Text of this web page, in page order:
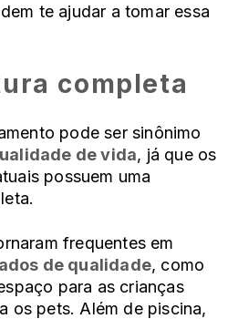
te ajudar a tomar essa
completa
pode ser sinônimo
de vida, já que os
possuem uma
frequentes em
de qualidade, como
para as crianças
os pets. Além de piscina,